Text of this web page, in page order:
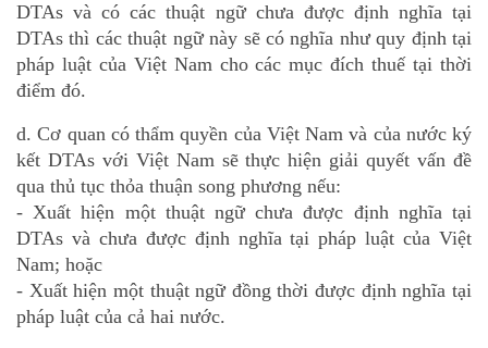
DTAs và có các thuật ngữ chưa được định nghĩa tại
DTAs thì các thuật ngữ này sẽ có nghĩa như quy định tại
pháp luật của Việt Nam cho các mục đích thuế tại thời
điểm đó.
d. Cơ quan có thẩm quyền của Việt Nam và của nước ký
kết DTAs với Việt Nam sẽ thực hiện giải quyết vấn đề
qua thủ tục thỏa thuận song phương nếu:
- Xuất hiện một thuật ngữ chưa được định nghĩa tại
DTAs và chưa được định nghĩa tại pháp luật của Việt
Nam; hoặc
- Xuất hiện một thuật ngữ đồng thời được định nghĩa tại
pháp luật của cả hai nước.